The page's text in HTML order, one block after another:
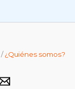
/¿Quiénes somos?